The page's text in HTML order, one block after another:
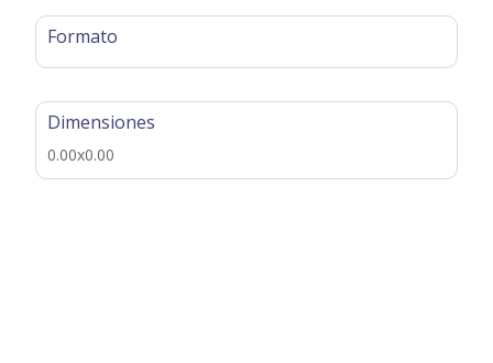
Formato
Dimensiones
0.00x0.00